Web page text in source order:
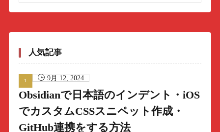
人気記事
9月 12, 2024
Obsidianで日本語のインデント・iOS
でカスタムCSSスニペット作成・
GitHub連携をする方法